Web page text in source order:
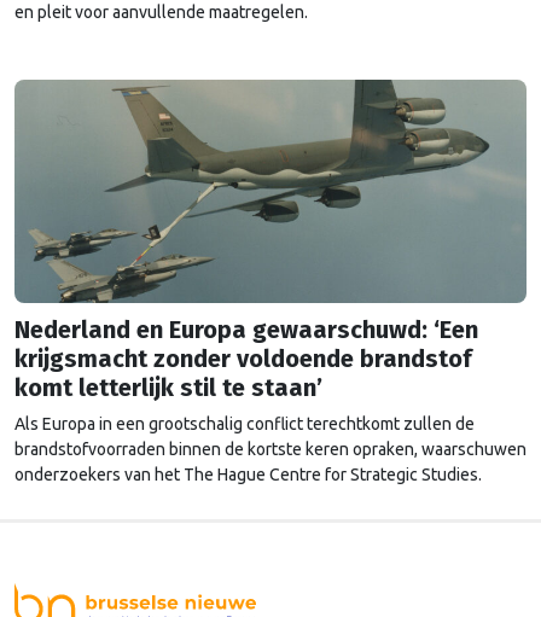
en pleit voor aanvullende maatregelen.
Nederland en Europa gewaarschuwd: ‘Een
krijgsmacht zonder voldoende brandstof
komt letterlijk stil te staan’
Als Europa in een grootschalig conflict terechtkomt zullen de
brandstofvoorraden binnen de kortste keren opraken, waarschuwen
onderzoekers van het The Hague Centre for Strategic Studies.